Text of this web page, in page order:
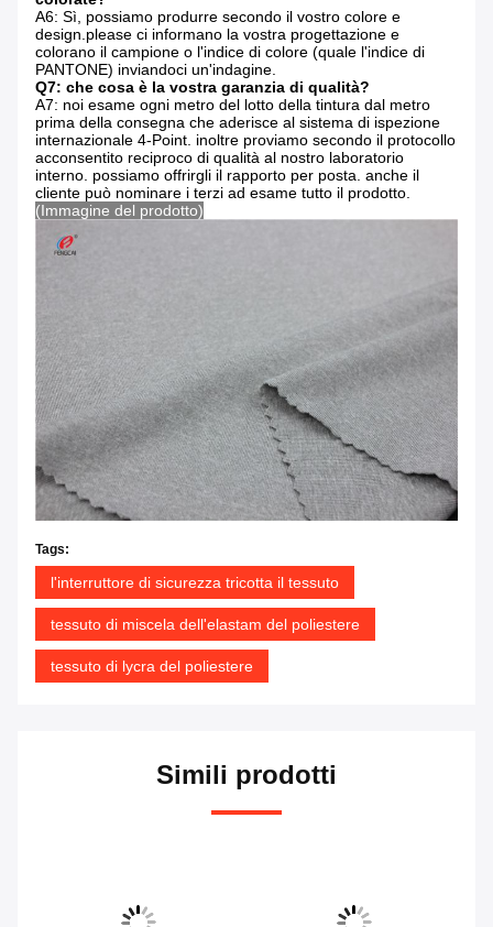
A6: Sì, possiamo produrre secondo il vostro colore e
design.please ci informano la vostra progettazione e
colorano il campione o l'indice di colore (quale l'indice di
PANTONE) inviandoci un'indagine.
Q7: che cosa è la vostra garanzia di qualità?
A7: noi esame ogni metro del lotto della tintura dal metro
prima della consegna che aderisce al sistema di ispezione
internazionale 4-Point. inoltre proviamo secondo il protocollo
acconsentito reciproco di qualità al nostro laboratorio
interno. possiamo offrirgli il rapporto per posta. anche il
cliente può nominare i terzi ad esame tutto il prodotto.
(Immagine del prodotto)
Tags:
l'interruttore di sicurezza tricotta il tessuto
tessuto di miscela dell'elastam del poliestere
tessuto di lycra del poliestere
Simili prodotti